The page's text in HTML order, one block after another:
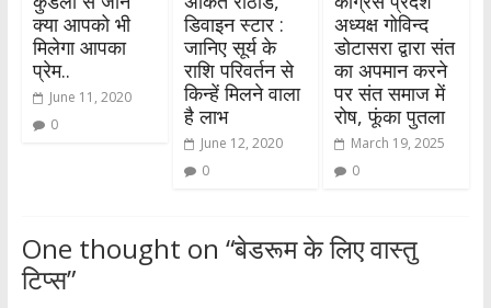
क्या आपको भी
मिलेगा आपका
प्रेम..
June 11, 2020
0
डिवाइन स्टार :
जानिए सूर्य के
राशि परिवर्तन से
किन्हें मिलने वाला
है लाभ
June 12, 2020
0
अध्यक्ष गोविन्द
डोटासरा द्वारा संत
का अपमान करने
पर संत समाज में
रोष, फूंका पुतला
March 19, 2025
0
One thought on “बेडरूम के लिए वास्तु
टिप्स”